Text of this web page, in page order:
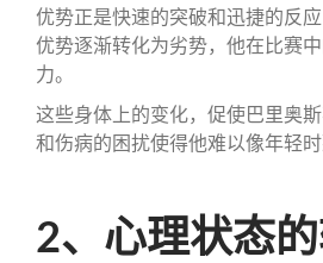
优势正是快速的突破和迅捷的反
优势逐渐转化为劣势，他在比赛
力。
这些身体上的变化，促使巴里奥
和伤病的困扰使得他难以像年轻
2、心理状态